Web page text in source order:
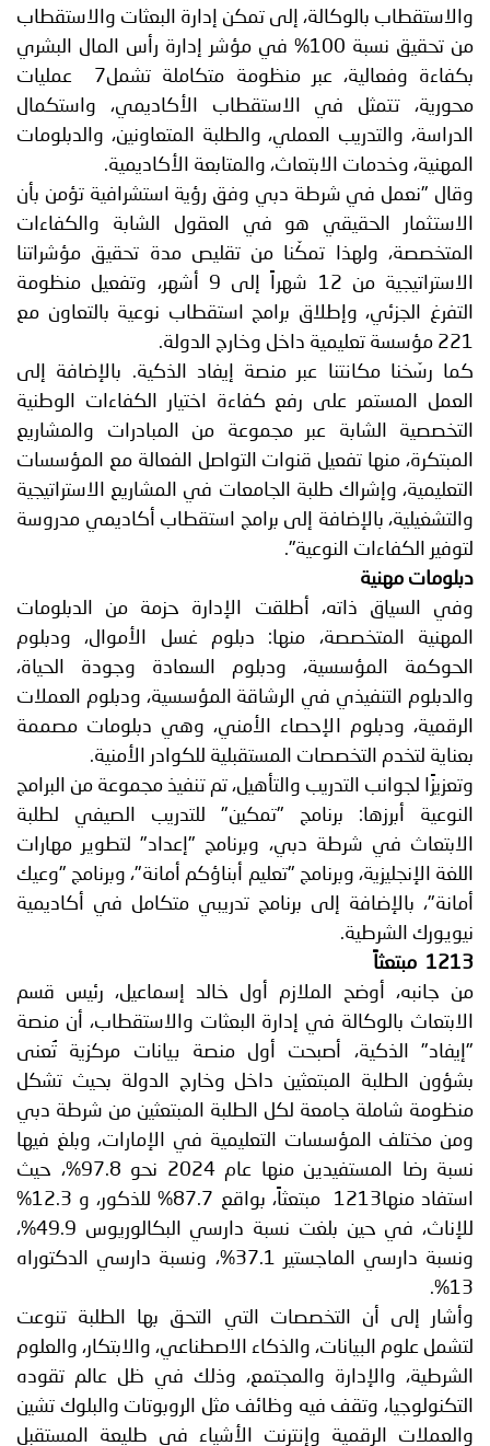
والاستقطاب بالوكالة، إلى تمكن إدارة البعثات والاستقطاب
من تحقيق نسبة 100% في مؤشر إدارة رأس المال البشري
بكفاءة وفعالية، عبر منظومة متكاملة تشمل7 عمليات
محورية، تتمثل في الاستقطاب الأكاديمي، واستكمال
الدراسة، والتدريب العملي، والطلبة المتعاونين، والدبلومات
المهنية، وخدمات الابتعاث، والمتابعة الأكاديمية.
وقال "نعمل في شرطة دبي وفق رؤية استشرافية تؤمن بأن
الاستثمار الحقيقي هو في العقول الشابة والكفاءات
المتخصصة، ولهذا تمكّنا من تقليص مدة تحقيق مؤشراتنا
الاستراتيجية من 12 شهراً إلى 9 أشهر، وتفعيل منظومة
التفرغ الجزئي، وإطلاق برامج استقطاب نوعية بالتعاون مع
221 مؤسسة تعليمية داخل وخارج الدولة.
كما رسّخنا مكانتنا عبر منصة إيفاد الذكية. بالإضافة إلى
العمل المستمر على رفع كفاءة اختيار الكفاءات الوطنية
التخصصية الشابة عبر مجموعة من المبادرات والمشاريع
المبتكرة، منها تفعيل قنوات التواصل الفعالة مع المؤسسات
التعليمية، وإشراك طلبة الجامعات في المشاريع الاستراتيجية
والتشغيلية، بالإضافة إلى برامج استقطاب أكاديمي مدروسة
لتوفير الكفاءات النوعية".
دبلومات مهنية
وفي السياق ذاته، أطلقت الإدارة حزمة من الدبلومات
المهنية المتخصصة، منها: دبلوم غسل الأموال، ودبلوم
الحوكمة المؤسسية، ودبلوم السعادة وجودة الحياة،
والدبلوم التنفيذي في الرشاقة المؤسسية، ودبلوم العملات
الرقمية، ودبلوم الإحصاء الأمني، وهي دبلومات مصممة
بعناية لتخدم التخصصات المستقبلية للكوادر الأمنية.
وتعزيزًا لجوانب التدريب والتأهيل، تم تنفيذ مجموعة من البرامج
النوعية أبرزها: برنامج "تمكين" للتدريب الصيفي لطلبة
الابتعاث في شرطة دبي، وبرنامج "إعداد" لتطوير مهارات
اللغة الإنجليزية، وبرنامج "تعليم أبناؤكم أمانة"، وبرنامج "وعيك
أمانة"، بالإضافة إلى برنامج تدريبي متكامل في أكاديمية
نيويورك الشرطية.
1213 مبتعثاً
من جانبه، أوضح الملازم أول خالد إسماعيل، رئيس قسم
الابتعاث بالوكالة في إدارة البعثات والاستقطاب، أن منصة
"إيفاد" الذكية، أصبحت أول منصة بيانات مركزية تُعنى
بشؤون الطلبة المبتعثين داخل وخارج الدولة بحيث تشكل
منظومة شاملة جامعة لكل الطلبة المبتعثين من شرطة دبي
ومن مختلف المؤسسات التعليمية في الإمارات، وبلغ فيها
نسبة رضا المستفيدين منها عام 2024 نحو 97.8%، حيث
استفاد منها1213 مبتعثاً، بواقع 87.7% للذكور، و 12.3%
للإناث، في حين بلغت نسبة دارسي البكالوريوس 49.9%،
ونسبة دارسي الماجستير 37.1%، ونسبة دارسي الدكتوراه
13%.
وأشار إلى أن التخصصات التي التحق بها الطلبة تنوعت
لتشمل علوم البيانات، والذكاء الاصطناعي، والابتكار، والعلوم
الشرطية، والإدارة والمجتمع، وذلك في ظل عالم تقوده
التكنولوجيا، وتقف فيه وظائف مثل الروبوتات والبلوك تشين
والعملات الرقمية وإنترنت الأشياء في طليعة المستقبل